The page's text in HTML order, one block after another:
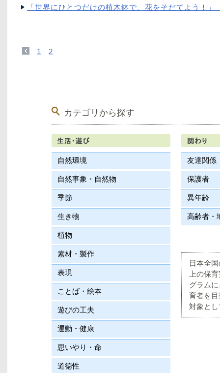
「世界にひとつだけの植木鉢で、花をそだてよう！」
1 2
日本全
上の保
グラム
育者を
対象と
カテゴリから探す
自然環境
自然事象・自然物
季節
生き物
植物
素材・製作
表現
ことば・絵本
遊びの工夫
運動・健康
思いやり・命
道徳性
友達関係
保護者
異年齢
高齢者・